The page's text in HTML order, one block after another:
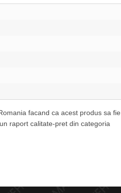
facand ca acest produs sa fie
raport calitate-pret din categoria